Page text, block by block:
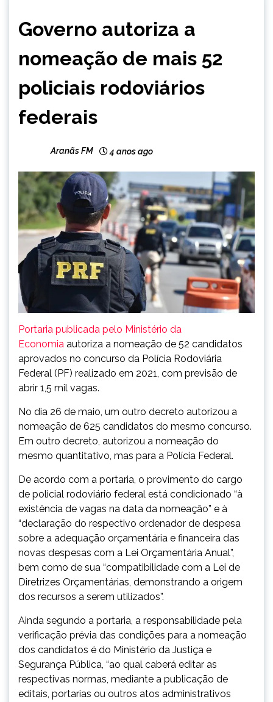
NOTÍCIAS
Governo autoriza a
nomeação de mais 52
policiais rodoviários
federais
Aranãs FM 4 anos ago
Portaria publicada pelo Ministério da
Economia autoriza a nomeação de 52 candidatos
aprovados no concurso da Polícia Rodoviária
Federal (PF) realizado em 2021, com previsão de
abrir 1,5 mil vagas.
No dia 26 de maio, um outro decreto autorizou a
nomeação de 625 candidatos do mesmo concurso.
Em outro decreto, autorizou a nomeação do
mesmo quantitativo, mas para a Polícia Federal.
De acordo com a portaria, o provimento do cargo
de policial rodoviário federal está condicionado “à
existência de vagas na data da nomeação” e à
“declaração do respectivo ordenador de despesa
sobre a adequação orçamentária e financeira das
novas despesas com a Lei Orçamentária Anual”,
bem como de sua “compatibilidade com a Lei de
Diretrizes Orçamentárias, demonstrando a origem
dos recursos a serem utilizados”.
Ainda segundo a portaria, a responsabilidade pela
verificação prévia das condições para a nomeação
dos candidatos é do Ministério da Justiça e
Segurança Pública, “ao qual caberá editar as
respectivas normas, mediante a publicação de
editais, portarias ou outros atos administrativos